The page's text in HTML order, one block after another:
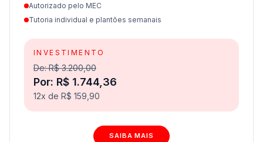
Autorizado pelo MEC
Tutoria individual e plantões semanais
INVESTIMENTO
De: R$ 3.200,00
Por: R$ 1.744,36
12x de R$ 159,90
SAIBA MAIS